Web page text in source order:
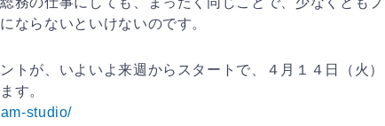
ならないといけないのです。
トが、いよい よ来週からスタートで、４月１４日（火）
す。
studio/